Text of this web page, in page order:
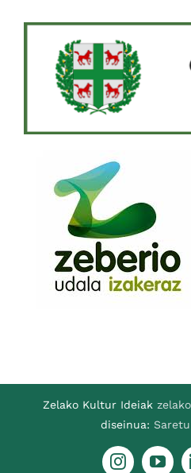
Zelako Kultur Ideiak
diseinua: Saretu